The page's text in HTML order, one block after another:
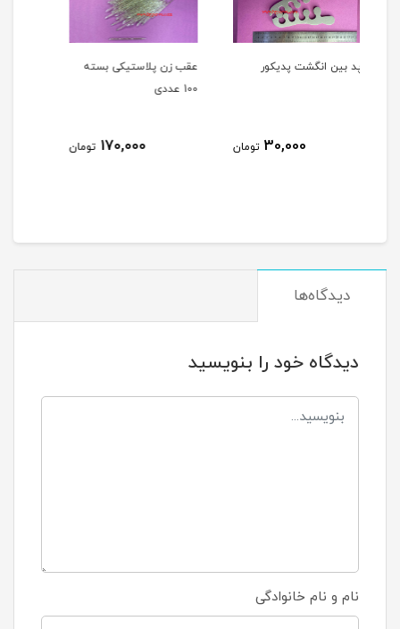
عقب زن پلاستیکی بسته
170,000
پایه نگهدارنده یو وی ال ای
دیدگاه‌ها
دیدگاه خود را بنویسید
نام و نام خانوادگی